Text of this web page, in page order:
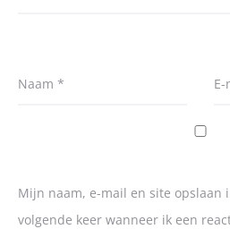
Naam *
Mijn naam, e-mail en site opslaan
volgende keer wanneer ik een